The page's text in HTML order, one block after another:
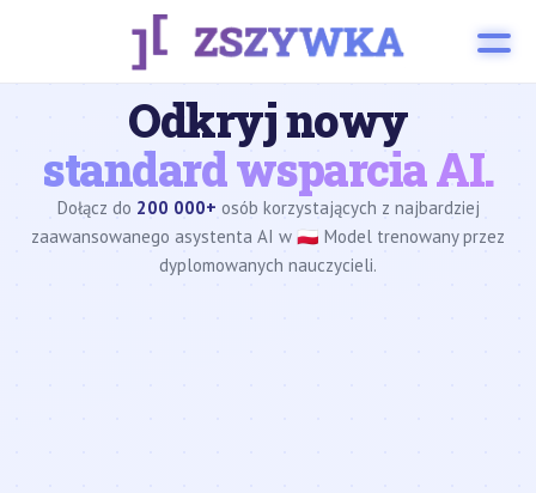
Odkryj nowy
standard wsparcia AI.
Dołącz do 200 000+ osób korzystających z najbardziej
zaawansowanego asystenta AI w 🇵🇱 Model trenowany przez
dyplomowanych nauczycieli.